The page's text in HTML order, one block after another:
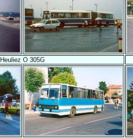
Heuliez O 305G